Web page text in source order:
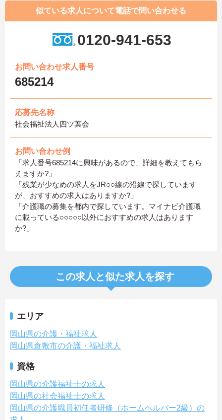
似ている求人について電話で問い合わせる
0120-941-653
お問い合わせ求人番号
685214
応募先名称
社会福祉法人四ツ葉会
お問い合わせ例
「求人番号685214に興味があるので、詳細を教えてもら
えますか?」
「残業が少なめの求人をJR○○線の沿線で探しています
が、おすすめの求人はありますか?」
「介護職の募集を都内で探しています。マイナビ介護職
に載っている○○○○○以外におすすめの求人はあります
か?」
この求人と似た求人を探す
エリア
岡山県の介護・福祉求人
岡山県倉敷市の介護・福祉求人
資格
岡山県の介護福祉士の求人
岡山県の社会福祉士の求人
岡山県の介護職員初任者研修（ホームヘルパー2級）の